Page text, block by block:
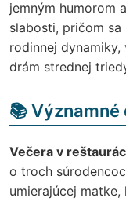
jemným humorom
slabosti, pričom
rodinnej
drám strednej
📚 Významné
Večera v
o troch
umierajúcej